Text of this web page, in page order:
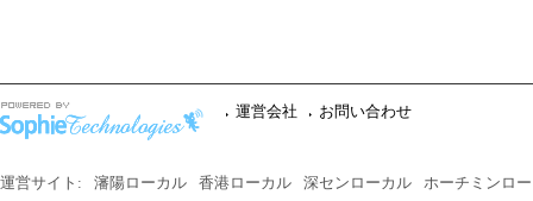
運営会社 お問い合わせ
運営サイト: 瀋陽ローカル 香港ローカル 深センローカル ホーチミンロ